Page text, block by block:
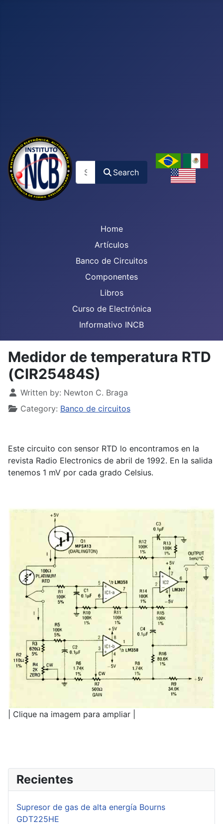
Search
Home
Artículos
Banco de Circuitos
Componentes
Libros
Curso de Electrónica
Informativo INCB
Medidor de temperatura RTD
(CIR25484S)
Details
Written by: Newton C. Braga
Category: Banco de circuitos
Este circuito con sensor RTD lo encontramos en la
revista Radio Electronics de abril de 1992. En la salida
tenemos 1 mV por cada grado Celsius.
| Clique na imagem para ampliar |
Recientes
Supresor de gas de alta energía Bourns
GDT225HE